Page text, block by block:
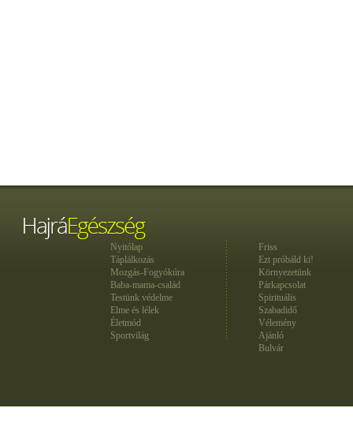
Nyitólap
Táplálkozás
Mozgás-Fogyókúra
Baba-mama-család
Testünk védelme
Elme és lélek
Életmód
Sportvilág
Friss
Ezt próbáld ki!
Környezetünk
Párkapcsolat
Spirituális
Szabadidő
Vélemény
Ajánló
Bulvár